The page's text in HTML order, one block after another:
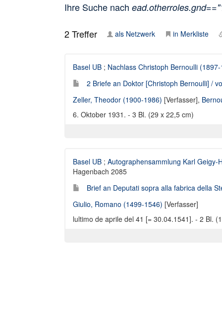
Ihre Suche nach
2Treffer als Netzwerk in Merkliste
Basel UB ; Nachlass Christoph Bernoulli
2 Briefe an Doktor [Christoph Bernoulli] /
Zeller, Theodor (1900-1986) [Verfasser],
6. Oktober 1931. - 3 Bl. (29 x 22,5 cm)
Basel UB ; Autographensammlung Karl Geigy-
Hagenbach 2085
Brief an Deputati sopra alla fabrica della
Giulio, Romano (1499-1546) [Verfasser]
lultimo de aprile del 41 [= 30.04.1541]. - 2 Bl.